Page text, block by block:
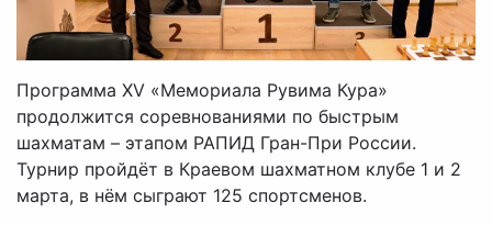
Программа XV «Мемориала Рувима Кура»
продолжится соревнованиями по быстрым
шахматам – этапом РАПИД Гран-При России.
Турнир пройдёт в Краевом шахматном клубе 1 и 2
марта, в нём сыграют 125 спортсменов.